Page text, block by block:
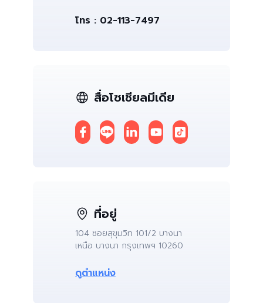
โทร : 02-113-7497
สื่อโซเชียลมีเดีย
ที่อยู่
104 ซอยสุขุมวิท 101/2 บางนา
เหนือ บางนา กรุงเทพฯ 10260
ดูตำแหน่ง